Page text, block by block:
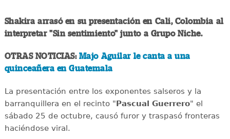
Shakira arrasó en su presentación en Cali, Colombia al
interpretar "Sin sentimiento" junto a Grupo Niche.
OTRAS NOTICIAS: Majo Aguilar le canta a una
quinceañera en Guatemala
La presentación entre los exponentes salseros y la
barranquillera en el recinto "Pascual Guerrero" el
sábado 25 de octubre, causó furor y traspasó fronteras
haciéndose viral.